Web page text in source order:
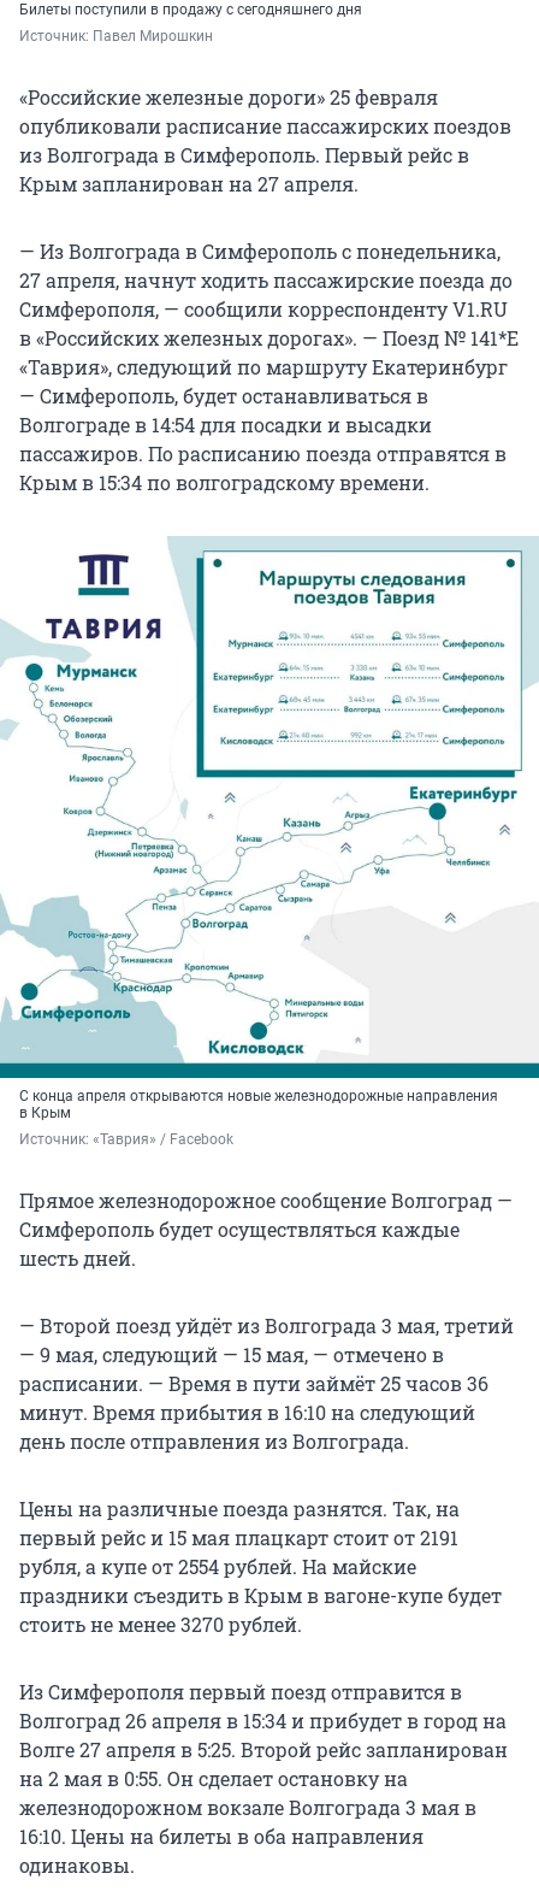
Билеты поступили в продажу с сегодняшнего дня
Источник: Павел Мирошкин
«Российские железные дороги» 25 февраля
опубликовали расписание пассажирских поездов
из Волгограда в Симферополь. Первый рейс в
Крым запланирован на 27 апреля.
— Из Волгограда в Симферополь с понедельника,
27 апреля, начнут ходить пассажирские поезда до
Симферополя, — сообщили корреспонденту V1.RU
в «Российских железных дорогах». — Поезд № 141*Е
«Таврия», следующий по маршруту Екатеринбург
— Симферополь, будет останавливаться в
Волгограде в 14:54 для посадки и высадки
пассажиров. По расписанию поезда отправятся в
Крым в 15:34 по волгоградскому времени.
С конца апреля открываются новые железнодорожные направления
в Крым
Источник: «Таврия» / Facebook
Прямое железнодорожное сообщение Волгоград —
Симферополь будет осуществляться каждые
шесть дней.
— Второй поезд уйдёт из Волгограда 3 мая, третий
— 9 мая, следующий — 15 мая, — отмечено в
расписании. — Время в пути займёт 25 часов 36
минут. Время прибытия в 16:10 на следующий
день после отправления из Волгограда.
Цены на различные поезда разнятся. Так, на
первый рейс и 15 мая плацкарт стоит от 2191
рубля, а купе от 2554 рублей. На майские
праздники съездить в Крым в вагоне-купе будет
стоить не менее 3270 рублей.
Из Симферополя первый поезд отправится в
Волгоград 26 апреля в 15:34 и прибудет в город на
Волге 27 апреля в 5:25. Второй рейс запланирован
на 2 мая в 0:55. Он сделает остановку на
железнодорожном вокзале Волгограда 3 мая в
16:10. Цены на билеты в оба направления
одинаковы.